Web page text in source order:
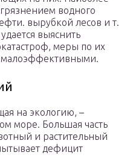
водного
вырубкой лесов и т.
выяснить
меры по их
малоэффективными.
на экологию, –
море. Большая часть
и растительный
дефицит